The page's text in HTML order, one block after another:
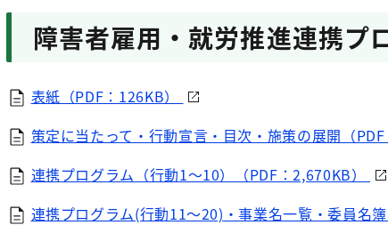
障害者雇用・就労推進連携プ
表紙（PDF：126KB）
策定に当たって・行動宣言・目次・施策の展開（PDF
連携プログラム（行動1～10）（PDF：2,670KB）
連携プログラム(行動11～20)・事業名一覧・委員名